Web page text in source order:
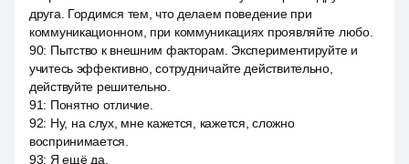
друга. Гордимся тем, что делаем поведение при
коммуникационном, при коммуникациях проявляйте любо.
90: Пытство к внешним факторам. Экспериментируйте и
учитесь эффективно, сотрудничайте действительно,
действуйте решительно.
91: Понятно отличие.
92: Ну, на слух, мне кажется, кажется, сложно
воспринимается.
93: Я ещё да.